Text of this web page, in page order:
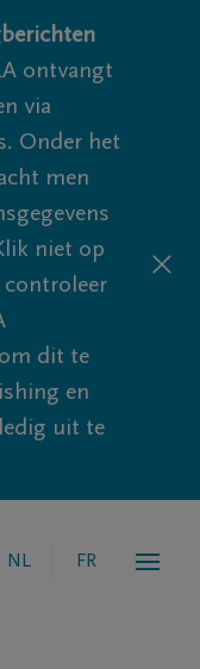
ontvangt
via
Onder het
men
niet op
controleer
dit te
en
uit te
NL FR